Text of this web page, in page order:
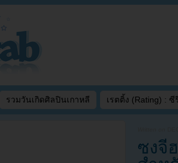
รวมวันเกิดศิลปินเกาหลี เรตติ้ง (Rating) : ซี
ซงจี